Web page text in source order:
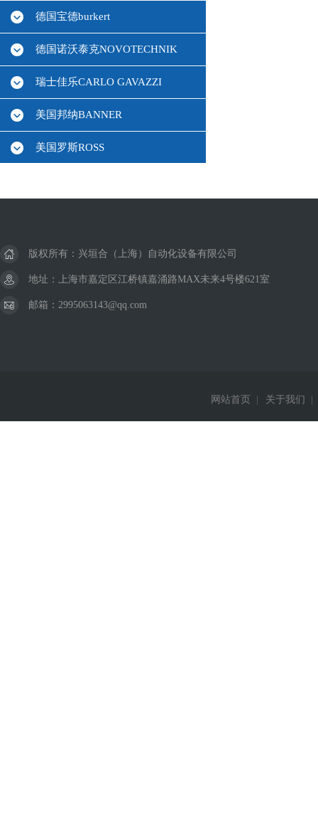
德国宝德burkert
德国诺沃泰克NOVOTECHNIK
瑞士佳乐CARLO GAVAZZI
美国邦纳BANNER
美国罗斯ROSS
德国西克SICK
美国杜博林DEUBLIN
版权所有：兴垣合（上海）自动化设备有限公司
地址：上海市嘉定区江桥镇嘉涌路MAX未来4号楼621室
邮箱：2995063143@qq.com
网站首页 关于我们